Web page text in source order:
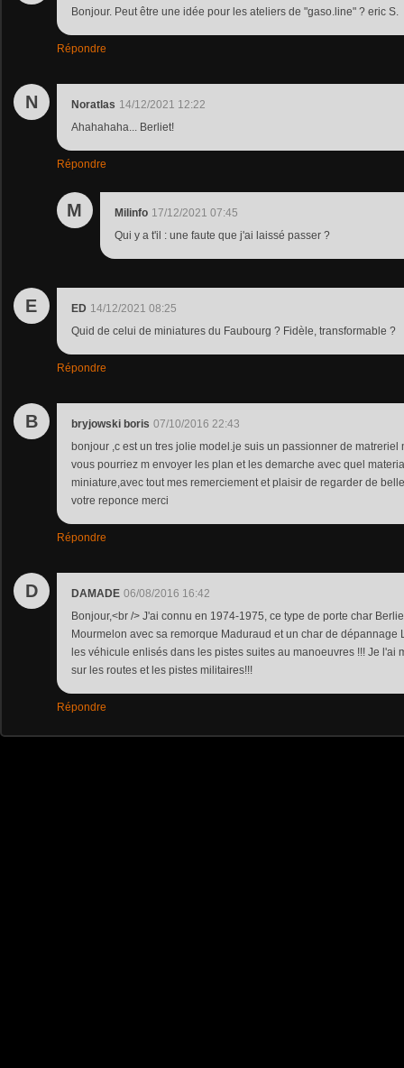
Bonjour. Peut être une idée pour les ateliers de "gaso.line" ? eric S.
Répondre
N Noratlas 14/12/2021 12:22
Ahahahaha... Berliet!
Répondre
M Milinfo 17/12/2021 07:45
Qui y a t'il : une faute que j'ai laissé passer ?
E ED 14/12/2021 08:25
Quid de celui de miniatures du Faubourg ? Fidèle, transformable ?
Répondre
B bryjowski boris 07/10/2016 22:43
bonjour ,c est un tres jolie model.je suis un passionner de matreriel
vous pourriez m envoyer les plan et les demarche avec quel
miniature,avec tout mes remerciement et plaisir de regarder de
votre reponce merci
Répondre
D DAMADE 06/08/2016 16:42
Bonjour,<br /> J'ai connu en 1974-1975, ce type de porte char
Mourmelon avec sa remorque Maduraud et un char de dépannage
les véhicule enlisés dans les pistes suites au manoeuvres !!! Je l'ai
sur les routes et les pistes militaires!!!
Répondre